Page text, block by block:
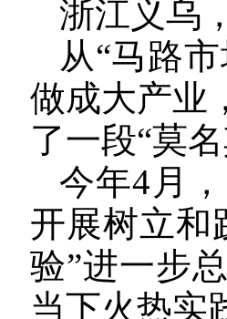
浙江义乌
从“马路
做成大产业
了一段“莫
今年4月
开展树立和
验”进一步
当下火热实